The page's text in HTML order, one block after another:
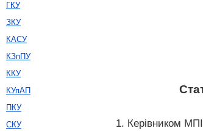
1. Керівником
ГКУ
ЗКУ
КАСУ
КЗпПУ
ККУ
КУпАП
ПКУ
СКУ